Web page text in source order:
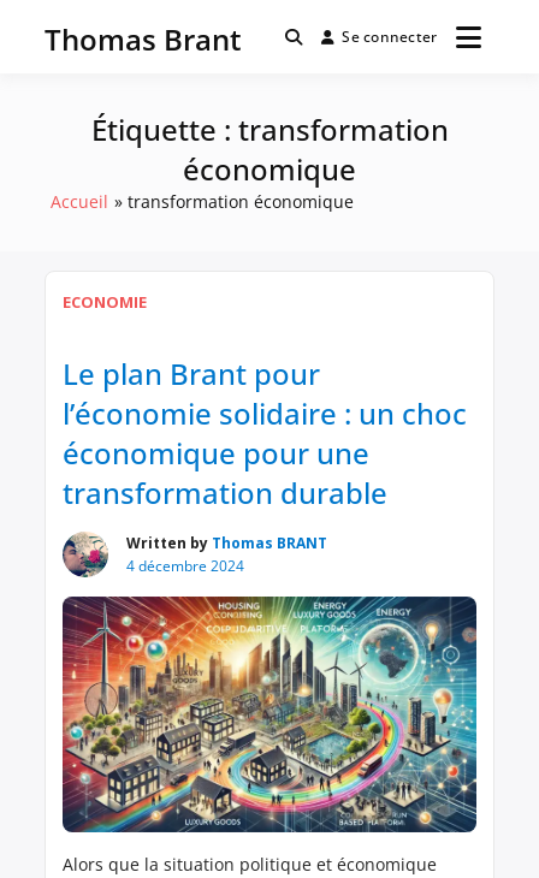
Thomas Brant Se connecter
Étiquette : transformation
économique
Accueil transformation économique
ECONOMIE
Le plan Brant pour
l’économie solidaire : un choc
économique pour une
transformation durable
Written by Thomas BRANT
4 décembre 2024
Alors que la situation politique et économique